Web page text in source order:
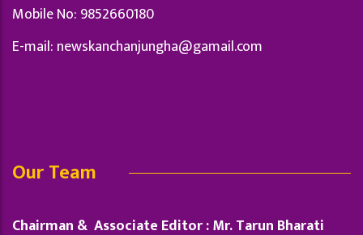
Mobile No: 9852660180
E-mail: newskanchanjungha@gamail.com
Our Team
Chairman & Associate Editor : Mr. Tarun Bharati